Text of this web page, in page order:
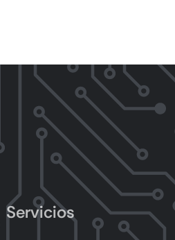
Servicios